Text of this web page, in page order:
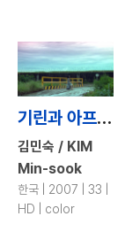
기린과 아프리카 / Giraffe & Africa
김민숙 / KIM
Min-sook
한국 | 2007 | 33 |
HD | color